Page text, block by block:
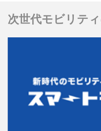
次世代モビリテ